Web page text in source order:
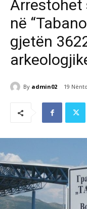
në
gjetën
By admin02 19